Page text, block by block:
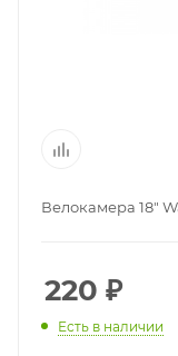
Велокамера 18"
220 ₽
Есть в наличии